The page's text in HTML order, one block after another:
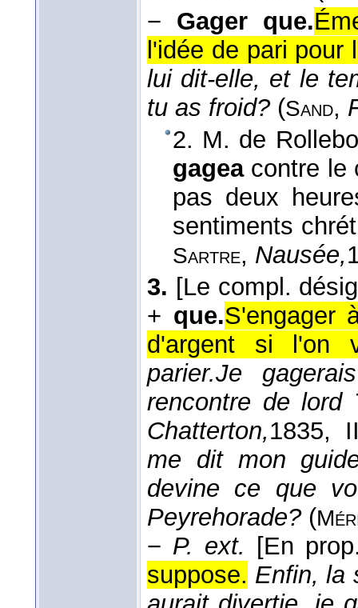
− Gager que.
l'idée de pari pour
lui dit-elle, et le
tu as froid? (Sand,
2. M. de
gagea contre le
pas deux
sentiments
Sartre, Nausée,
3. [Le compl.
+ que.S'engager
d'argent si l'on
parier.Je
rencontre de lord
Chatterton,1835,
me dit mon
devine ce que
Peyrehorade? (
− P. ext.
[En
suppose. Enfin, la